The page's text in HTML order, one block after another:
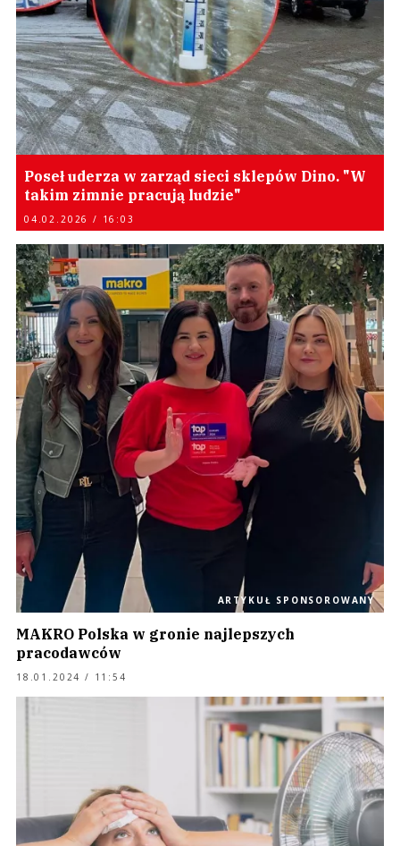
Poseł uderza w zarząd sieci sklepów Dino. "W
takim zimnie pracują ludzie"
04.02.2026 / 16:03
ARTYKUŁ SPONSOROWANY
MAKRO Polska w gronie najlepszych
pracodawców
18.01.2024 / 11:54